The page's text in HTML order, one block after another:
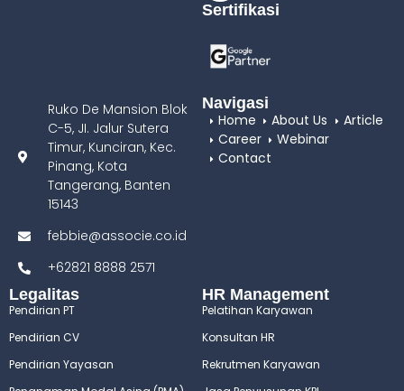
Ruko De Mansion Blok
C-5, JI. Jalur Sutera
Timur, Kunciran, Kec.
Pinang, Kota
Tangerang, Banten
15143
febbie@associe.co.id
+62821 8888 2571
Sertifikasi
Navigasi
Home
About Us
Article
Career
Webinar
Contact
Legalitas
Pendirian PT
Pendirian CV
Pendirian Yayasan
HR Management
Pelatihan Karyawan
Konsultan HR
Rekrutmen Karyawan